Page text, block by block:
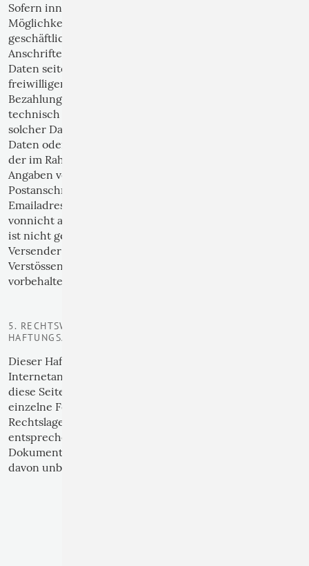
Sofern innerhalb des Internetangebotes die
Möglichkeit zur Eingabe persönlicher oder
geschäftlicher Daten (Emailadressen, Namen,
Anschriften) besteht, so erfolgt die Preisgabe dieser
Daten seitens des Nutzers auf ausdrücklich
freiwilliger Basis. Die Inanspruchnahme und
Bezahlung aller angebotenen Dienste ist - soweit
technisch möglich und zumutbar - auch ohne Angabe
solcher Daten bzw. unter Angabe anonymisierter
Daten oder eines Pseudonyms gestattet. Die Nutzung
der im Rahmen des Impressums oder vergleichbarer
Angaben veröffentlichten Kontaktdaten wie
Postanschriften, Telefon- und Faxnummern sowie
Emailadressen durch Drittezur Übersendung
vonnicht ausdrücklich angeforderten Informationen
ist nicht gestattet. Rechtliche Schritte gegen die
Versender von sogenannten Spam-Mails bei
Verstössen gegen dieses Verbot sind ausdrücklich
vorbehalten.
5. RECHTSWIRKSAMKEIT DIESES
HAFTUNGSAUSSCHLUSSES
Dieser Haftungsausschluss ist als Teil des
Internetangebotes zu betrachten, von dem aus auf
diese Seite verwiesen wurde. Sofern Teile oder
einzelne Formulierungen dieses Textes der geltenden
Rechtslage nicht, nicht mehr oder nicht vollständig
entsprechen sollten, bleiben die übrigen Teile des
Dokumentes in ihrem Inhalt und ihrer Gültigkeit
davon unberührt.